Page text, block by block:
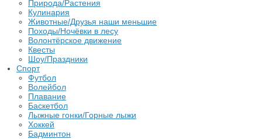
Природа/Растения
Кулинария
Животные/Друзья наши меньшие
Походы/Ночёвки в лесу
Волонтёрское движение
Квесты
Шоу/Праздники
Спорт
Футбол
Волейбол
Плавание
Баскетбол
Лыжные гонки/Горные лыжи
Хоккей
Бадминтон